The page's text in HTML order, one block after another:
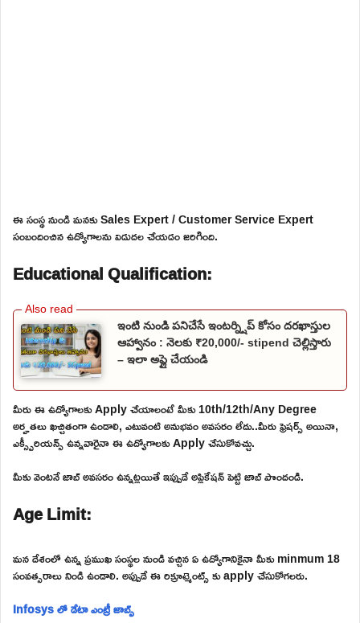
ఈ సంస్థ నుండి మనకు Sales Expert / Customer Service Expert
సంబందించిన ఉద్యోగాలను విడుదల చేయడం జరిగింది.
Educational Qualification:
ఇంటి నుండి పనిచేసే ఇంటర్న్షిప్ కోసం దరఖాస్తుల
ఆహ్వానం : నెలకు ₹20,000/- stipend చెల్లిస్తారు
– ఇలా అప్లై చేయండి
మీరు ఈ ఉద్యోగాలకు Apply చేయాలంటే మీకు 10th/12th/Any Degree
అర్హతలు ఖచ్చితంగా ఉండాలి, ఎటువంటి అనుభవం అవసరం లేదు..మీరు ఫ్రెషర్స్ అయినా,
ఎక్స్పీరియన్స్ ఉన్నవారైనా ఈ ఉద్యోగాలకు Apply చేసుకోవచ్చు.
మీకు వెంటనే జాబ్ అవసరం ఉన్నట్లయితే ఇప్పుడే అప్లికేషన్ పెట్టి జాబ్ పొందండి.
Age Limit:
మన దేశంలో ఉన్న ప్రముఖ సంస్థల నుండి వచ్చిన ఏ ఉద్యోగానికైనా మీకు minmum 18
సంవత్సరాలు నిండి ఉండాలి. అప్పుడే ఈ రిక్రూట్మెంట్స్ కు apply చేసుకోగలరు.
Infosys లో డేటా ఎంట్రీ జాబ్స్